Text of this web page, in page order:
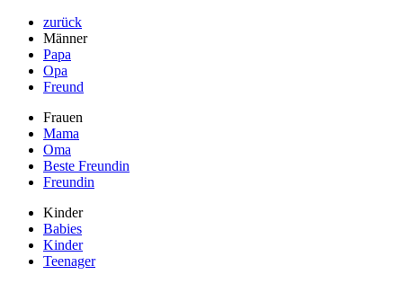
zurück
Männer
Papa
Opa
Freund
Frauen
Mama
Oma
Beste Freundin
Freundin
Kinder
Babies
Kinder
Teenager